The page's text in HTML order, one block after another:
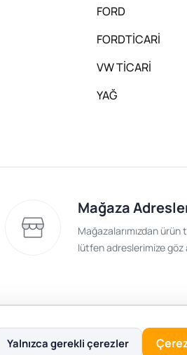
FORD
FORDTİCARİ
VW TİCARİ
YAĞ
Mağaza
Mağazalarımızdan ürün
lütfen adreslerimize göz
Gizlilik Politikası
Yalnızca gerekli çerezler